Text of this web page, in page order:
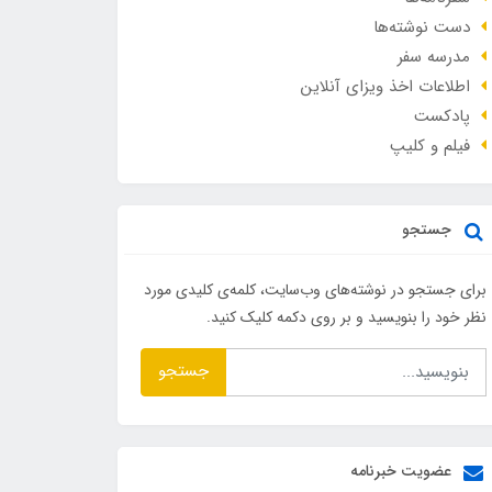
دست نوشته‌ها
مدرسه سفر
اطلاعات اخذ ویزای آنلاین
پادکست
فیلم و کلیپ
جستجو
برای جستجو در نوشته‌های وب‌سایت، کلمه‌ی کلیدی مورد
نظر خود را بنویسید و بر روی دکمه کلیک کنید.
جستجو
عضویت خبرنامه